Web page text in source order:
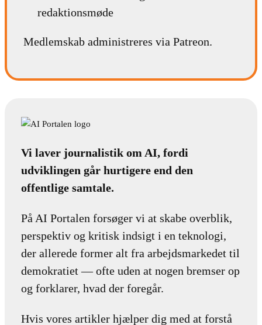
redaktionsmøde
Medlemskab administreres via Patreon.
Vi laver journalistik om AI, fordi
udviklingen går hurtigere end den
offentlige samtale.
På AI Portalen forsøger vi at skabe overblik,
perspektiv og kritisk indsigt i en teknologi,
der allerede former alt fra arbejdsmarkedet til
demokratiet — ofte uden at nogen bremser op
og forklarer, hvad der foregår.
Hvis vores artikler hjælper dig med at forstå